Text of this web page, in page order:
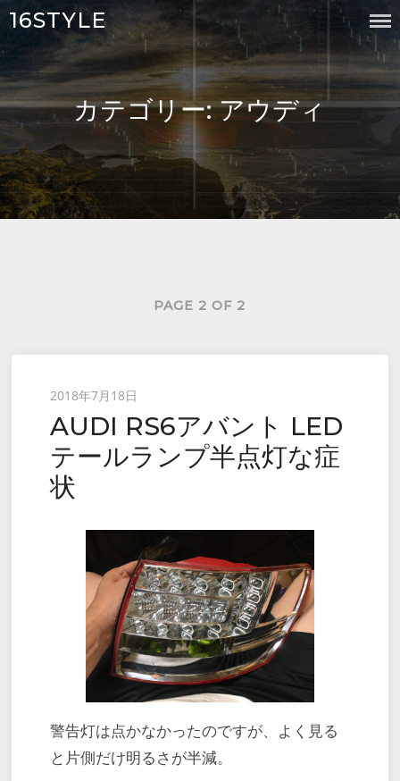
Skip
content
16STYLE
カテゴリー:アウディ
PAGE 2 OF 2
Posted
on
2018年7月18日
AUDI RS6アバント LED
テールランプ半点灯な症
状
警告灯は点かなかったのですが、よく見る
と片側だけ明るさが半減。